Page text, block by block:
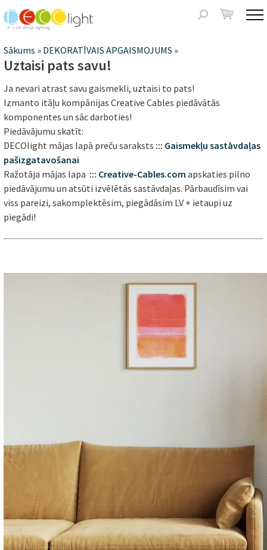
Meklēšanas
Jūs
atrodaties
šeit
Sākums » DEKORATĪVAIS APGAISMOJUMS »
Uztaisi pats savu!
Ja nevari atrast savu gaismekli, uztaisi to pats!
Izmanto itāļu kompānijas Creative Cables piedāvātās
komponentes un sāc darboties!
Piedāvājumu skatīt:
DECOlight mājas lapā preču saraksts ::: Gaismekļu sastāvdaļas
pašizgatavošanai
Ražotāja mājas lapa ::: Creative-Cables.com apskaties pilno
piedāvājumu un atsūti izvēlētās sastāvdaļas. Pārbaudīsim vai
viss pareizi, sakomplektēsim, piegādāsim LV + ietaupi uz
piegādi!